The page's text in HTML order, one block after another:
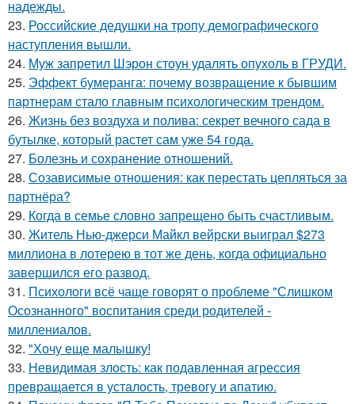
надежды.
23. Российские дедушки на тропу демографического
наступления вышли.
24. Муж запретил Шэрон стоун удалять опухоль в ГРУДИ.
25. Эффект бумеранга: почему возвращение к бывшим
партнерам стало главным психологическим трендом.
26. Жизнь без воздуха и полива: секрет вечного сада в
бутылке, который растет сам уже 54 года.
27. Болезнь и сохранение отношений.
28. Созависимые отношения: как перестать цепляться за
партнёра?
29. Когда в семье словно запрещено быть счастливым.
30. Житель Нью-джерси Майкл вейрски выиграл $273
миллиона в лотерею в тот же день, когда официально
завершился его развод.
31. Психологи всё чаще говорят о проблеме "Слишком
Осознанного" воспитания среди родителей -
миллениалов.
32. "Хочу еще малышку!
33. Невидимая злость: как подавленная агрессия
превращается в усталость, тревогу и апатию.